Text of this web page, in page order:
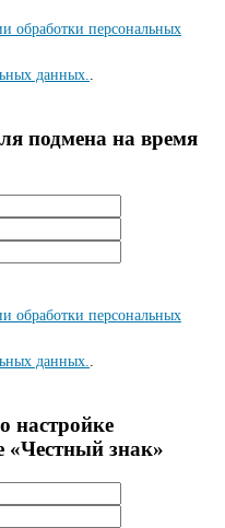
обработки персональных
данных.
подмена на время
обработки персональных
данных..
настройке
«Честный знак»